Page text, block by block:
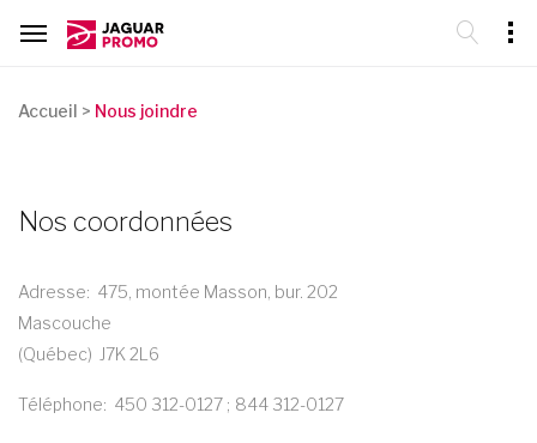
Accueil > Nous joindre
Nos coordonnées
Adresse
475, montée Masson, bur. 202
Mascouche
(Québec) J7K 2L6
Téléphone 450 312-0127 844 312-0127